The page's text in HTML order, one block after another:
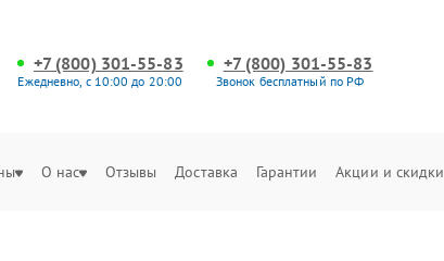
+7 (800) 301-55-83
Ежедневно, с 10:00 до 20:00
+7 (800) 301-55-83
Звонок бесплатный по РФ
О нас Отзывы Доставка Гарантии Акции и скидки